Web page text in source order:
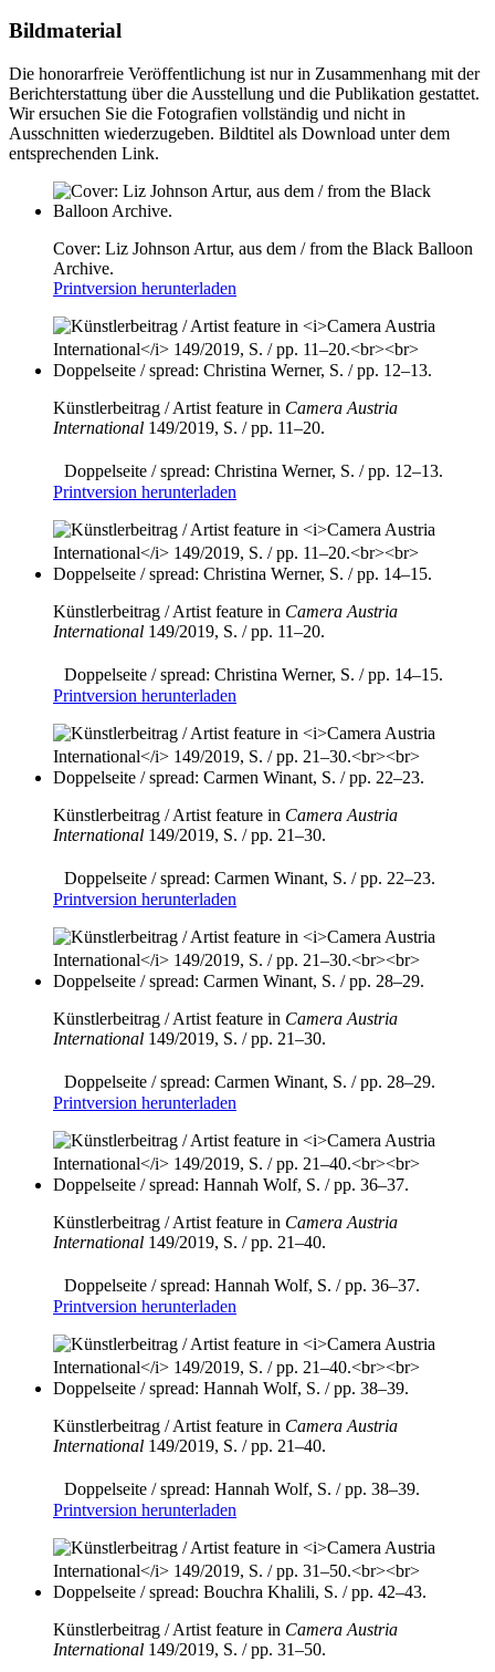
Bildmaterial
Die honorarfreie Veröffentlichung ist nur in Zusammenhang mit der
Berichterstattung über die Ausstellung und die Publikation gestattet.
Wir ersuchen Sie die Fotografien vollständig und nicht in
Ausschnitten wiederzugeben. Bildtitel als Download unter dem
entsprechenden Link.
Cover: Liz Johnson Artur, aus dem / from the Black Balloon
Archive.
Printversion herunterladen
Künstlerbeitrag / Artist feature in Camera Austria
International 149/2019, S. / pp. 11–20.
Doppelseite / spread: Christina Werner, S. / pp. 12–13.
Printversion herunterladen
Künstlerbeitrag / Artist feature in Camera Austria
International 149/2019, S. / pp. 11–20.
Doppelseite / spread: Christina Werner, S. / pp. 14–15.
Printversion herunterladen
Künstlerbeitrag / Artist feature in Camera Austria
International 149/2019, S. / pp. 21–30.
Doppelseite / spread: Carmen Winant, S. / pp. 22–23.
Printversion herunterladen
Künstlerbeitrag / Artist feature in Camera Austria
International 149/2019, S. / pp. 21–30.
Doppelseite / spread: Carmen Winant, S. / pp. 28–29.
Printversion herunterladen
Künstlerbeitrag / Artist feature in Camera Austria
International 149/2019, S. / pp. 21–40.
Doppelseite / spread: Hannah Wolf, S. / pp. 36–37.
Printversion herunterladen
Künstlerbeitrag / Artist feature in Camera Austria
International 149/2019, S. / pp. 21–40.
Doppelseite / spread: Hannah Wolf, S. / pp. 38–39.
Printversion herunterladen
Künstlerbeitrag / Artist feature in Camera Austria
International 149/2019, S. / pp. 31–50.